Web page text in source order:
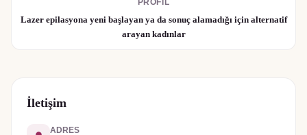
PROFIL
Lazer epilasyona yeni başlayan ya da sonuç alamadığı için alternatif
arayan kadınlar
İletişim
ADRES